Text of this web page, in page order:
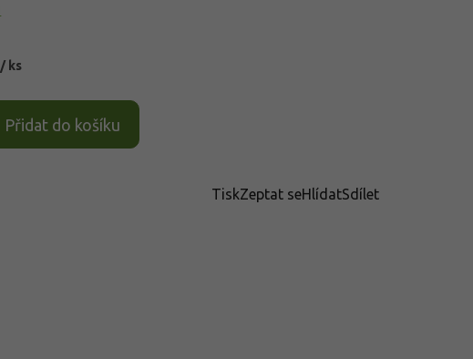
/ ks
Přidat do košíku
TiskZeptat seHlídatSdílet